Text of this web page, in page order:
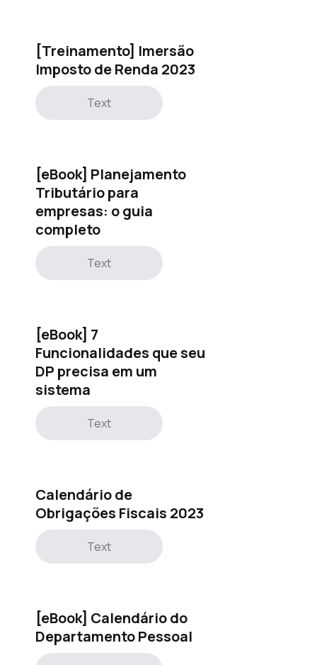
[Treinamento] Imersão
Imposto de Renda 2023
Text
[eBook] Planejamento
Tributário para
empresas: o guia
completo
Text
[eBook] 7
Funcionalidades que seu
DP precisa em um
sistema
Text
Calendário de
Obrigações Fiscais 2023
Text
[eBook] Calendário do
Departamento Pessoal